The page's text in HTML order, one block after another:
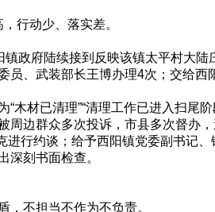
行动少、落实差。
政府陆续接到反映该镇太平村大陆
员、武装部长王博办理4次；交给
材已清理”“清理工作已进入扫尾
边群众多次投诉，市县多次督办，
行约谈；给予西阳镇党委副书记
深刻书面检查。
不担当不作为不负责。